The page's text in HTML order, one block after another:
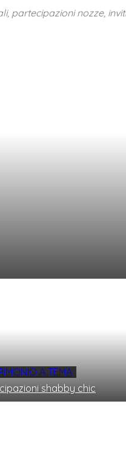
partecipazioni nozze,
A TEMA
shabby chic